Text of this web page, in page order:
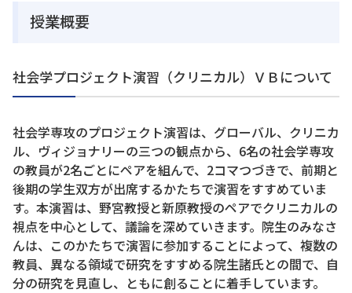
授業概要
社会学プロジェクト演習（クリニカル）ＶＢについて
社会学専攻のプロジェクト演習は、グローバル、クリニカ
ル、ヴィジョナリーの三つの観点から、6名の社会学専攻
の教員が2名ごとにペアを組んで、2コマつづきで、前期と
後期の学生双方が出席するかたちで演習をすすめていま
す。本演習は、野宮教授と新原教授のペアでクリニカルの
視点を中心として、議論を深めていきます。院生のみなさ
んは、このかたちで演習に参加することによって、複数の
教員、異なる領域で研究をすすめる院生諸氏との間で、自
分の研究を見直し、ともに創ることに着手しています。